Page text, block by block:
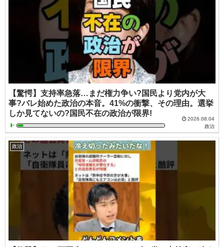
【驚愕】支持率急落…まだ権力争い?国民より党内が大
事?バレ始めた政治の本音。41%の衝撃、その理由。選挙
しか見てないの?国民不在の政治が限界!
2026.08.04
政治
政治